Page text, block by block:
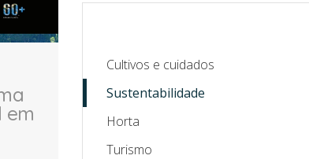
em
Cultivos e cuidados
Sustentabilidade
Horta
Turismo